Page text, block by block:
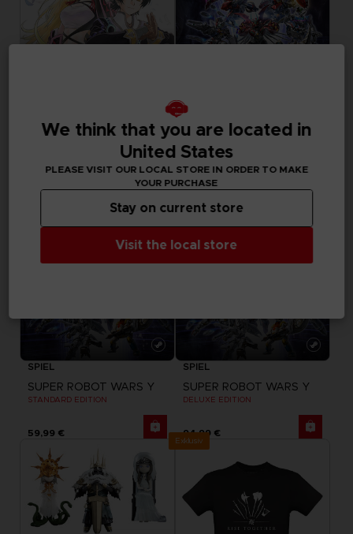
DELUXE EDITION
SUPER ROBOT WARS Y
ULTIMATE EDITION
119,99 €
SPIEL
SUPER ROBOT WARS Y
STANDARD EDITION
59,99 €
SPIEL
SUPER ROBOT WARS Y
DELUXE EDITION
94,99 €
Exklusiv
We think that you are located in
United States
PLEASE VISIT OUR LOCAL STORE IN ORDER TO MAKE
YOUR PURCHASE
Visit the local store
Stay on current store